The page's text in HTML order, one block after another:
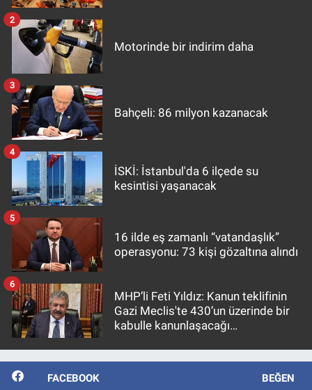
Motorinde bir indirim daha
2
Bahçeli: 86 milyon kazanacak
3
İSKİ: İstanbul'da 6 ilçede su
kesintisi yaşanacak
4
16 ilde eş zamanlı “vatandaşlık”
operasyonu: 73 kişi gözaltına alındı
5
MHP’li Feti Yıldız: Kanun teklifinin
Gazi Meclis'te 430’un üzerinde bir
kabulle kanunlaşacağı
6
FACEBOOK BEĞEN